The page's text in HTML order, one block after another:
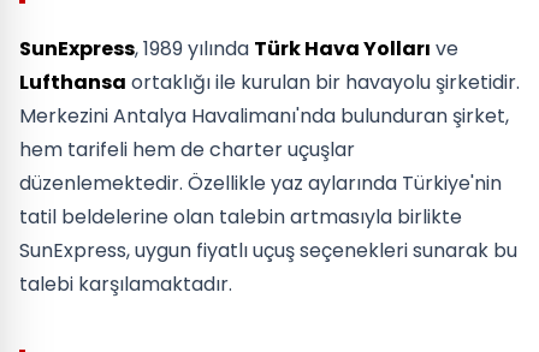
SunExpress, 1989 yılında Türk Hava Yolları ve
Lufthansa ortaklığı ile kurulan bir havayolu şirketidir.
Merkezini Antalya Havalimanı'nda bulunduran şirket,
hem tarifeli hem de charter uçuşlar
düzenlemektedir. Özellikle yaz aylarında Türkiye'nin
tatil beldelerine olan talebin artmasıyla birlikte
SunExpress, uygun fiyatlı uçuş seçenekleri sunarak bu
talebi karşılamaktadır.